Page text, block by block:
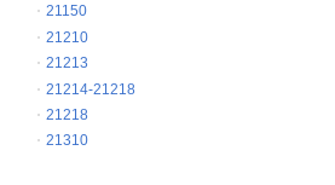
21150
21210
21213
21214-21218
21218
21310